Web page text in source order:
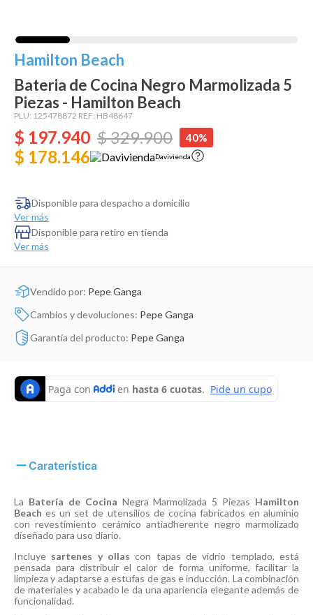
Hamilton Beach
Bateria de Cocina Negro Marmolizada 5
Piezas - Hamilton Beach
PLU: 125478872 REF: HB48647
$ 197.940 $329.900 40%
$ 178.146 Davivienda
Disponible para despacho a domicilio
Ver más
Disponible para retiro en tienda
Ver más
Vendido por: Pepe Ganga
Cambios y devoluciones: Pepe Ganga
Garantía del producto: Pepe Ganga
Caraterística
La Batería de Cocina Negra Marmolizada 5 Piezas Hamilton
Beach es un set de utensilios de cocina fabricados en aluminio
con revestimiento cerámico antiadherente negro marmolizado
diseñado para uso diario.
Incluye sartenes y ollas con tapas de vidrio templado, está
pensada para distribuir el calor de forma uniforme, facilitar la
limpieza y adaptarse a estufas de gas e inducción. La combinación
de materiales y acabado le da una apariencia elegante además de
funcionalidad.